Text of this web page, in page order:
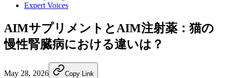
Expert Voices
AIMサプリメントとAIM注射薬：猫の
慢性腎臓病における違いは？
May 28, 2026 Copy Link